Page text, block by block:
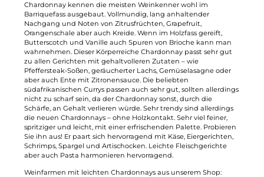
Chardonnay kennen die meisten Weinkenner wohl im
Barriquefass ausgebaut. Vollmundig, lang anhaltender
Nachgang und Noten von Zitrusfrüchten, Grapefruit,
Orangenschale aber auch Kreide. Wenn im Holzfass gereift,
Butterscotch und Vanille auch Spuren von Brioche kann man
wahrnehmen. Dieser Körperreiche Chardonnay passt sehr gut
zu allen Gerichten mit gehaltvolleren Zutaten – wie
Pfeffersteak-Soßen, geräucherter Lachs, Gemüselasagne oder
aber auch Ente mit Zitronensauce. Die beliebten
südafrikanischen Currys passen auch sehr gut, sollten allerdings
nicht zu scharf sein, da der Chardonnay sonst, durch die
Schärfe, an Gehalt verlieren würde. Sehr trendy sind allerdings
die neuen Chardonnays – ohne Holzkontakt. Sehr viel feiner,
spritziger und leicht, mit einer erfrischenden Palette. Probieren
Sie ihn aus! Er paart sich hervorragend mit Käse, Eiergerichten,
Schrimps, Spargel und Artischocken. Leichte Fleischgerichte
aber auch Pasta harmonieren hervorragend.
Weinfarmen mit leichten Chardonnays aus unserem Shop: